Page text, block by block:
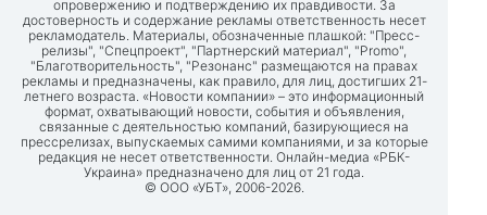
опровержению и подтверждению их правдивости. За
достоверность и содержание рекламы ответственность несет
рекламодатель. Материалы, обозначенные плашкой: "Пресс-
релизы", "Спецпроект", "Партнерский материал", "Promo",
"Благотворительность", "Резонанс" размещаются на правах
рекламы и предназначены, как правило, для лиц, достигших 21-
летнего возраста. «Новости компании» – это информационный
формат, охватывающий новости, события и объявления,
связанные с деятельностью компаний, базирующиеся на
прессрелизах, выпускаемых самими компаниями, и за которые
редакция не несет ответственности. Онлайн-медиа «РБК-
Украина» предназначено для лиц от 21 года.
© ООО «УБТ», 2006-2026.